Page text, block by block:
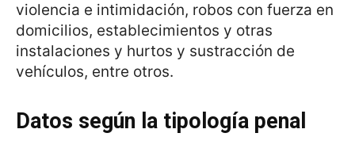
violencia e intimidación, robos con fuerza en
domicilios, establecimientos y otras
instalaciones y hurtos y sustracción de
vehículos, entre otros.
Datos según la tipología penal